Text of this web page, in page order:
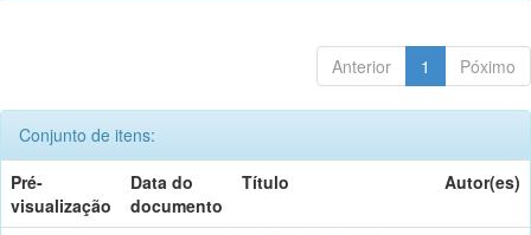
Anterior 1 Póximo
Conjunto de itens:
Pré-
visualização
Data do
documento
Título Autor(es)